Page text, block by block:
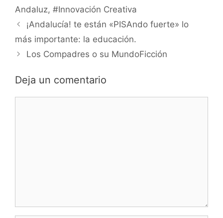
Andaluz, #Innovación Creativa
¡Andalucía! te están «PISAndo fuerte» lo
más importante: la educación.
Los Compadres o su MundoFicción
Deja un comentario